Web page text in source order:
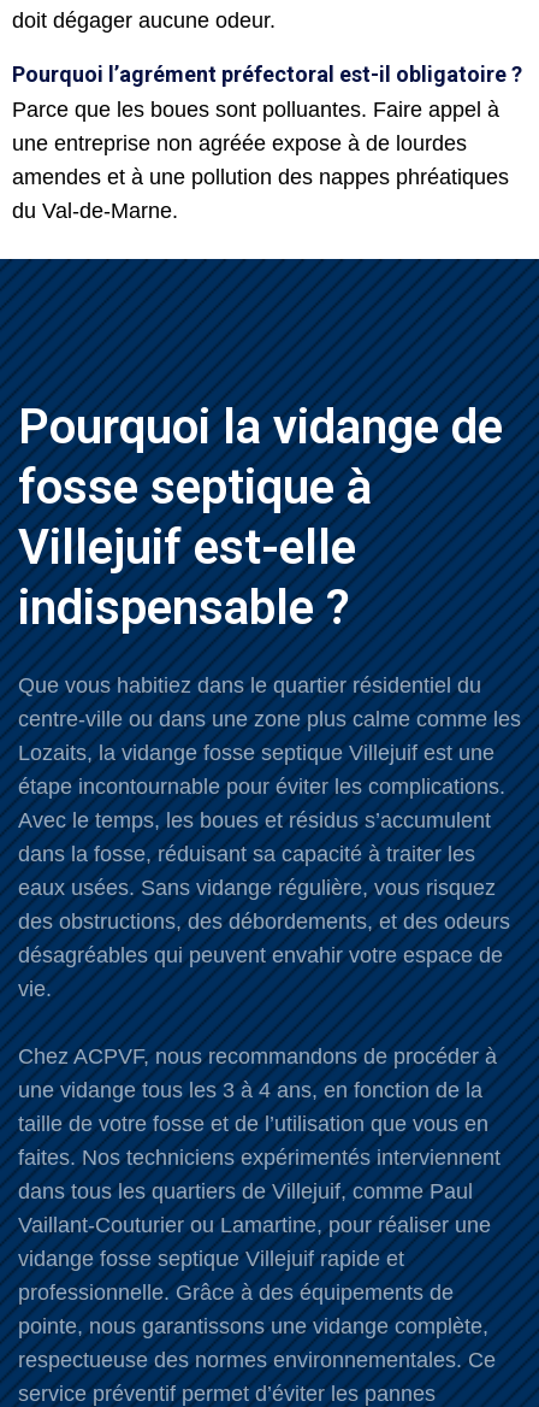
doit dégager aucune odeur.
Pourquoi l’agrément préfectoral est-il obligatoire ?
Parce que les boues sont polluantes. Faire appel à
une entreprise non agréée expose à de lourdes
amendes et à une pollution des nappes phréatiques
du Val-de-Marne.
Pourquoi la vidange de
fosse septique à
Villejuif est-elle
indispensable ?
Que vous habitiez dans le quartier résidentiel du
centre-ville ou dans une zone plus calme comme les
Lozaits, la vidange fosse septique Villejuif est une
étape incontournable pour éviter les complications.
Avec le temps, les boues et résidus s’accumulent
dans la fosse, réduisant sa capacité à traiter les
eaux usées. Sans vidange régulière, vous risquez
des obstructions, des débordements, et des odeurs
désagréables qui peuvent envahir votre espace de
vie.
Chez ACPVF, nous recommandons de procéder à
une vidange tous les 3 à 4 ans, en fonction de la
taille de votre fosse et de l’utilisation que vous en
faites. Nos techniciens expérimentés interviennent
dans tous les quartiers de Villejuif, comme Paul
Vaillant-Couturier ou Lamartine, pour réaliser une
vidange fosse septique Villejuif rapide et
professionnelle. Grâce à des équipements de
pointe, nous garantissons une vidange complète,
respectueuse des normes environnementales. Ce
service préventif permet d’éviter les pannes